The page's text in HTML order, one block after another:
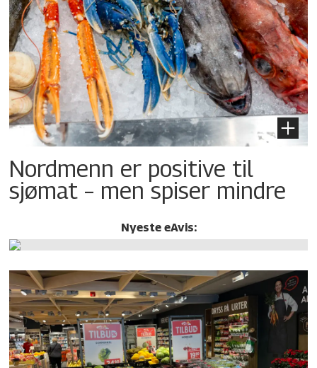
Nordmenn er positive til
sjømat – men spiser mindre
Nyeste eAvis: